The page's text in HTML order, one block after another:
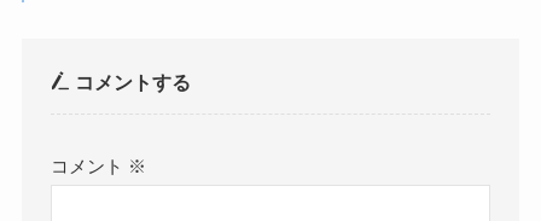
コメントする
コメント ※